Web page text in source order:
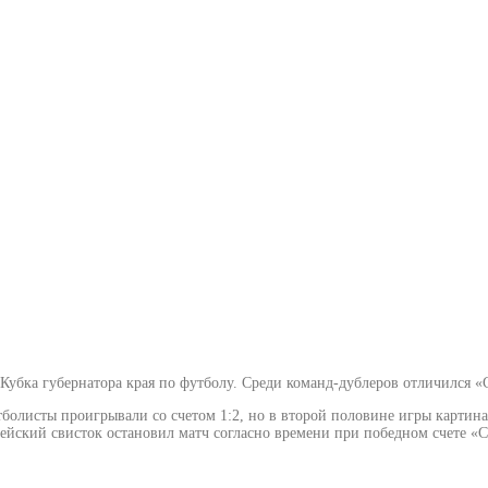
губернатора края по футболу. Среди команд-дублеров отличился
проигрывали со счетом 1:2, но в второй половине игры
свисток остановил матч согласно времени при победном счете